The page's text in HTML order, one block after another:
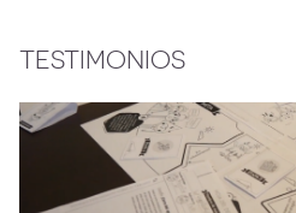
TESTIMONIOS